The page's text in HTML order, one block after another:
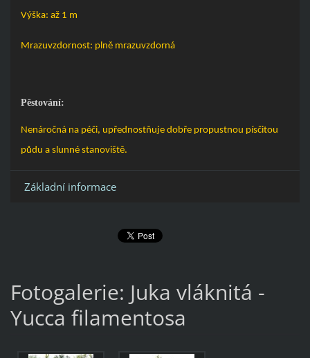
Výška: až 1 m
Mrazuvzdornost: plně mrazuvzdorná
Pěstování:
Nenáročná na péči, upřednostňuje dobře propustnou písčitou
půdu a slunné stanoviště.
Základní informace
Fotogalerie: Juka vláknitá -
Yucca filamentosa